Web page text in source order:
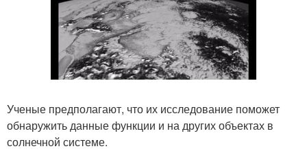
Ученые предполагают, что их исследование поможет
обнаружить данные функции и на других объектах в
солнечной системе.